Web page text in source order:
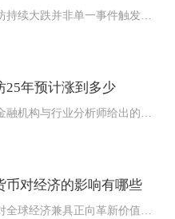
25年预计涨到多少
币对经济的影响有哪些